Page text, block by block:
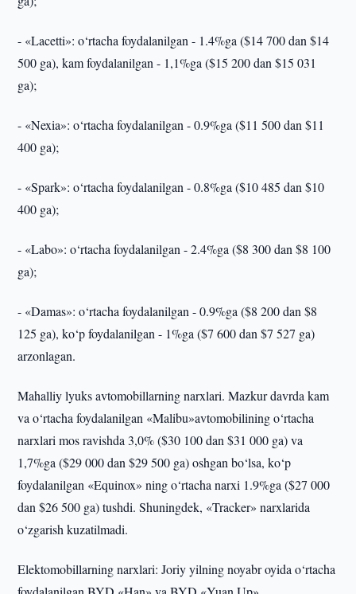
- «Lacetti»: o‘rtacha foydalanilgan - 1.4%ga ($14 700 dan $14
500 ga), kam foydalanilgan - 1,1%ga ($15 200 dan $15 031
ga);
- «Nexia»: o‘rtacha foydalanilgan - 0.9%ga ($11 500 dan $11
400 ga);
- «Spark»: o‘rtacha foydalanilgan - 0.8%ga ($10 485 dan $10
400 ga);
- «Labo»: o‘rtacha foydalanilgan - 2.4%ga ($8 300 dan $8 100
ga);
- «Damas»: o‘rtacha foydalanilgan - 0.9%ga ($8 200 dan $8
125 ga), ko‘p foydalanilgan - 1%ga ($7 600 dan $7 527 ga)
arzonlagan.
Mahalliy lyuks avtomobillarning narxlari. Mazkur davrda kam
va o‘rtacha foydalanilgan «Malibu»avtomobilining o‘rtacha
narxlari mos ravishda 3,0% ($30 100 dan $31 000 ga) va
1,7%ga ($29 000 dan $29 500 ga) oshgan bo‘lsa, ko‘p
foydalanilgan «Equinox» ning o‘rtacha narxi 1.9%ga ($27 000
dan $26 500 ga) tushdi. Shuningdek, «Tracker» narxlarida
o‘zgarish kuzatilmadi.
Elektomobillarning narxlari: Joriy yilning noyabr oyida o‘rtacha